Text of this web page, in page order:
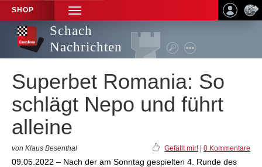
SHOP
TOGGLE
NAVIGATION
Schach
Nachrichten
Superbet Romania: So
schlägt Nepo und führt
alleine
von Klaus Besenthal Gefällt mir! 0 Kommentare
09.05.2022 – Nach der am Sonntag gespielten 4. Runde des